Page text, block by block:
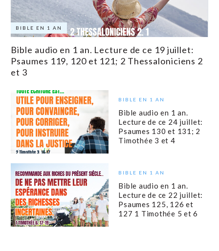
BIBLE EN 1 AN
Bible audio en 1 an. Lecture de ce 19 juillet:
Psaumes 119, 120 et 121; 2 Thessaloniciens 2
et 3
BIBLE EN 1 AN
Bible audio en 1 an.
Lecture de ce 24 juillet:
Psaumes 130 et 131; 2
Timothée 3 et 4
BIBLE EN 1 AN
Bible audio en 1 an.
Lecture de ce 22 juillet:
Psaumes 125, 126 et
127 1 Timothée 5 et 6